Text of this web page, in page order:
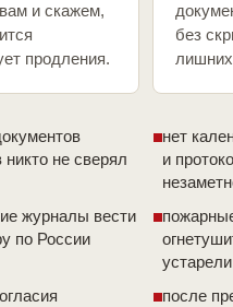
и скажем,
продления.
без
лишних
не сверял
нет
и
журналы вести
по России
устарели
после